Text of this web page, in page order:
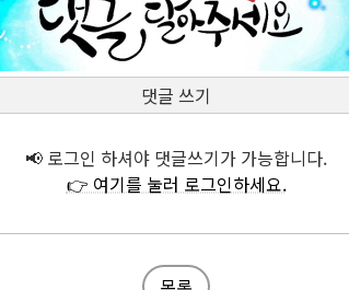
댓글 쓰기
📢 로그인 하셔야 댓글쓰기가 가능합니다.
👉 여기를 눌러 로그인하세요.